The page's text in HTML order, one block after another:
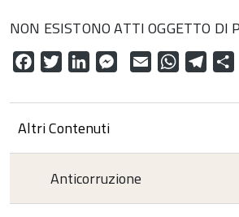
NON ESISTONO ATTI OGGETTO DI
FacebookTwitterLinkedInMessenger
Email WhatsApp
Altri Contenuti
Anticorruzione